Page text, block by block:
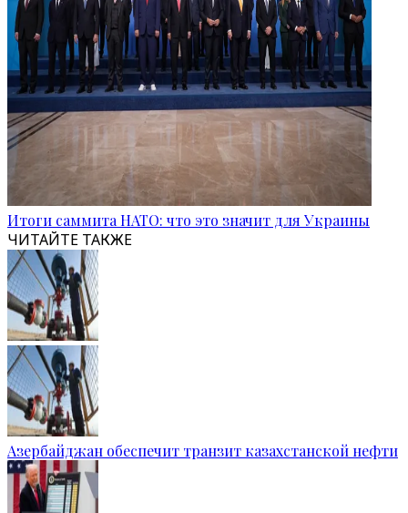
Итоги саммита НАТО: что это значит для Украины
ЧИТАЙТЕ ТАКЖЕ
Азербайджан обеспечит транзит казахстанской нефти